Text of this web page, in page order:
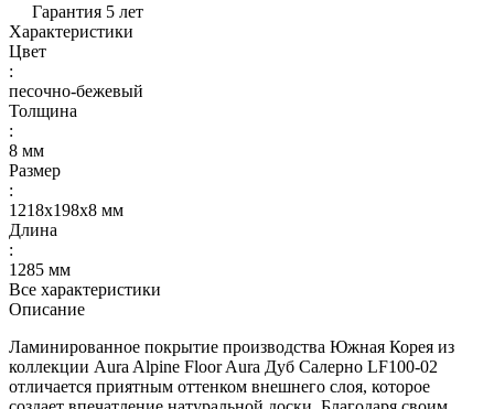
Гарантия 5 лет
Характеристики
Цвет
:
песочно-бежевый
Толщина
:
8 мм
Размер
:
1218х198x8 мм
Длина
:
1285 мм
Все характеристики
Описание
Ламинированное покрытие производства Южная Корея из
коллекции Aura Alpine Floor Aura Дуб Салерно LF100-02
отличается приятным оттенком внешнего слоя, которое